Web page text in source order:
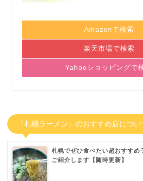
Amazonで検索
楽天市場で検索
Yahooショッピングで
「札幌ラーメン」のおすすめ店につ
札幌でぜひ食べたい超おすすめ
ご紹介します【随時更新】